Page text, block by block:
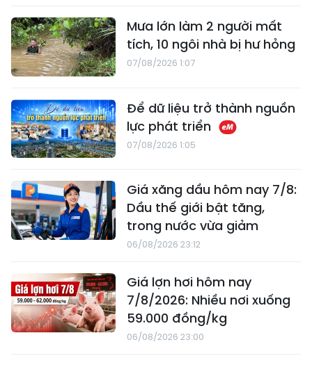
Mưa lớn làm 2 người mất
tích, 10 ngôi nhà bị hư hỏng
07/08/2026 1:07
Để dữ liệu trở thành nguồn
lực phát triển
07/08/2026 1:05
Giá xăng dầu hôm nay 7/8:
Dầu thế giới bật tăng,
trong nước vừa giảm
06/08/2026 23:12
Giá lợn hơi hôm nay
7/8/2026: Nhiều nơi xuống
59.000 đồng/kg
06/08/2026 23:00